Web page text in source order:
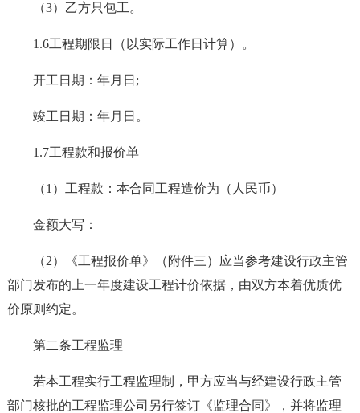
（3）乙方只包工。
1.6工程期限日（以实际工作日计算）。
开工日期：年月日;
竣工日期：年月日。
1.7工程款和报价单
（1）工程款：本合同工程造价为（人民币）
金额大写：
（2）《工程报价单》（附件三）应当参考建设行政主管
部门发布的上一年度建设工程计价依据，由双方本着优质优
价原则约定。
第二条工程监理
若本工程实行工程监理制，甲方应当与经建设行政主管
部门核批的工程监理公司另行签订《监理合同》，并将监理